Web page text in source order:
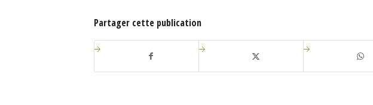
Partager cette publication